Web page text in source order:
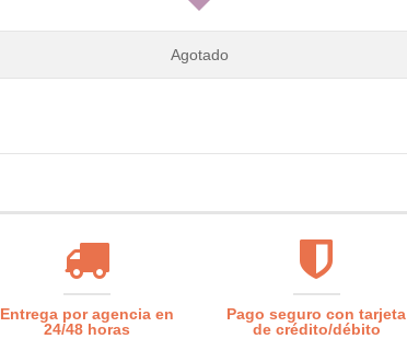
Agotado
Entrega por agencia en
24/48 horas
Pago seguro con tarjeta
de crédito/débito